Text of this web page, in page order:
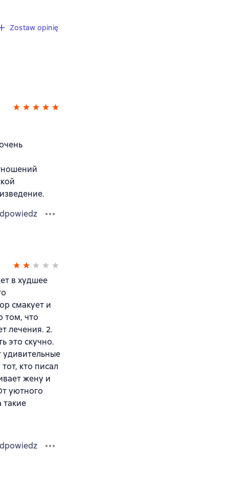
Zostaw opinię
в худшее
смакует и
том, что
лечения. 2.
это скучно.
кто писал
жену и
уютного
такие